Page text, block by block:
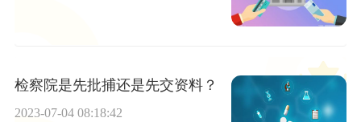
检察院是先批捕还是先交资料？
2023-07-04 08:18:42